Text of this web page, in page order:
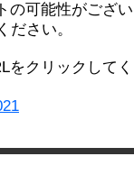
の可能性がござ
さい。
をクリックして